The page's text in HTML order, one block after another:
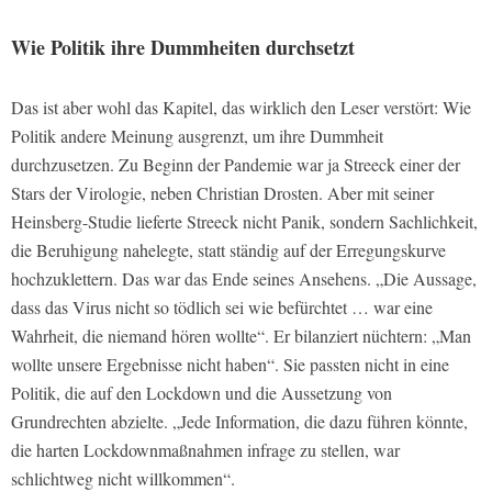
Wie Politik ihre Dummheiten durchsetzt
Das ist aber wohl das Kapitel, das wirklich den Leser verstört: Wie
Politik andere Meinung ausgrenzt, um ihre Dummheit
durchzusetzen. Zu Beginn der Pandemie war ja Streeck einer der
Stars der Virologie, neben Christian Drosten. Aber mit seiner
Heinsberg-Studie lieferte Streeck nicht Panik, sondern Sachlichkeit,
die Beruhigung nahelegte, statt ständig auf der Erregungskurve
hochzuklettern. Das war das Ende seines Ansehens. „Die Aussage,
dass das Virus nicht so tödlich sei wie befürchtet … war eine
Wahrheit, die niemand hören wollte“. Er bilanziert nüchtern: „Man
wollte unsere Ergebnisse nicht haben“. Sie passten nicht in eine
Politik, die auf den Lockdown und die Aussetzung von
Grundrechten abzielte. „Jede Information, die dazu führen könnte,
die harten Lockdownmaßnahmen infrage zu stellen, war
schlichtweg nicht willkommen“.